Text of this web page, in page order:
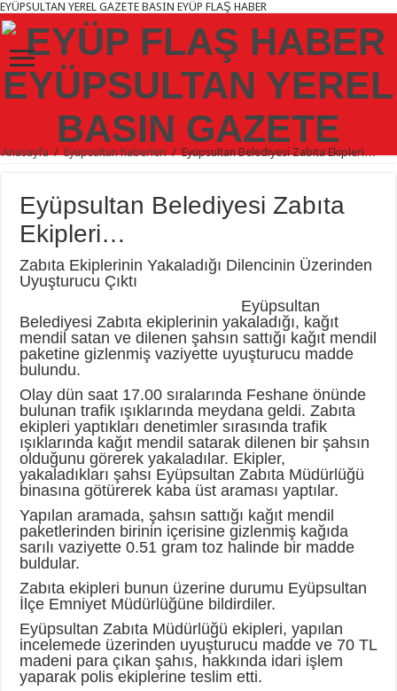
EYÜPSULTAN YEREL GAZETE BASIN EYÜP FLAŞ HABER
Anasayfa / Eyüpsultan haberleri / Eyüpsultan Belediyesi Zabıta Ekipleri…
Eyüpsultan Belediyesi Zabıta
Ekipleri…
Zabıta Ekiplerinin Yakaladığı Dilencinin Üzerinden
Uyuşturucu Çıktı
Eyüpsultan
Belediyesi Zabıta ekiplerinin yakaladığı, kağıt
mendil satan ve dilenen şahsın sattığı kağıt mendil
paketine gizlenmiş vaziyette uyuşturucu madde
bulundu.
Olay dün saat 17.00 sıralarında Feshane önünde
bulunan trafik ışıklarında meydana geldi. Zabıta
ekipleri yaptıkları denetimler sırasında trafik
ışıklarında kağıt mendil satarak dilenen bir şahsın
olduğunu görerek yakaladılar. Ekipler,
yakaladıkları şahsı Eyüpsultan Zabıta Müdürlüğü
binasına götürerek kaba üst araması yaptılar.
Yapılan aramada, şahsın sattığı kağıt mendil
paketlerinden birinin içerisine gizlenmiş kağıda
sarılı vaziyette 0.51 gram toz halinde bir madde
buldular.
Zabıta ekipleri bunun üzerine durumu Eyüpsultan
İlçe Emniyet Müdürlüğüne bildirdiler.
Eyüpsultan Zabıta Müdürlüğü ekipleri, yapılan
incelemede üzerinden uyuşturucu madde ve 70 TL
madeni para çıkan şahıs, hakkında idari işlem
yaparak polis ekiplerine teslim etti.